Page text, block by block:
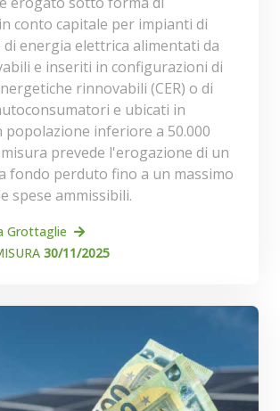
conto capitale per impianti di
energia elettrica alimentati da
e inseriti in configurazioni di
rinnovabili (CER) o di
e ubicati in
popolazione inferiore a 50.000
prevede l'erogazione di un
fondo perduto fino a un massimo
spese ammissibili.
Grottaglie
30/11/2025